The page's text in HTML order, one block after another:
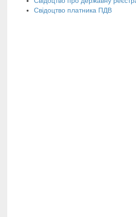
Свідоцтво платника ПДВ